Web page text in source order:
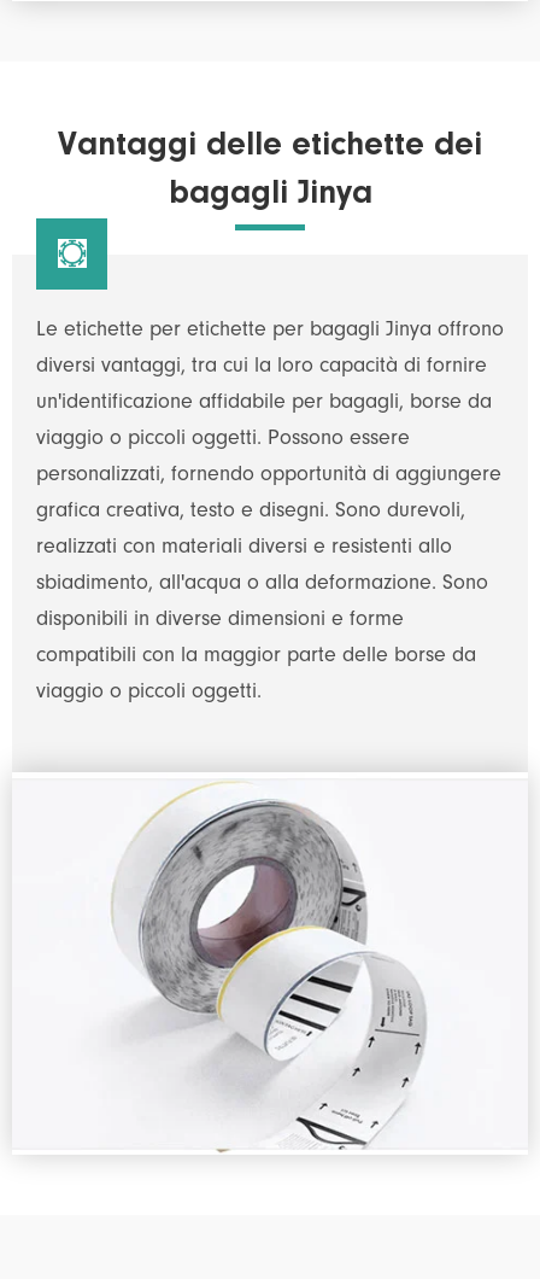
Vantaggi delle etichette dei
bagagli Jinya

Le etichette per etichette per bagagli Jinya offrono
diversi vantaggi, tra cui la loro capacità di fornire
un'identificazione affidabile per bagagli, borse da
viaggio o piccoli oggetti. Possono essere
personalizzati, fornendo opportunità di aggiungere
grafica creativa, testo e disegni. Sono durevoli,
realizzati con materiali diversi e resistenti allo
sbiadimento, all'acqua o alla deformazione. Sono
disponibili in diverse dimensioni e forme
compatibili con la maggior parte delle borse da
viaggio o piccoli oggetti.